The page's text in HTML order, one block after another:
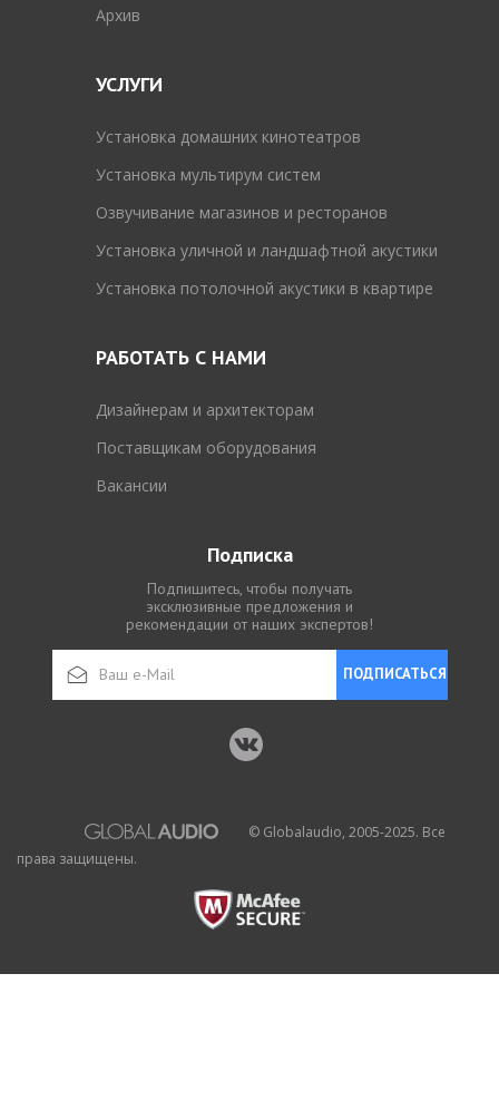
Архив
УСЛУГИ
Установка домашних кинотеатров
Установка мультирум систем
Озвучивание магазинов и ресторанов
Установка уличной и ландшафтной акустики
Установка потолочной акустики в квартире
РАБОТАТЬ С НАМИ
Дизайнерам и архитекторам
Поставщикам оборудования
Вакансии
Подписка
Подпишитесь, чтобы получать
эксклюзивные предложения и
рекомендации от наших экспертов!
ПОДПИСАТЬСЯ
© Globalaudio, 2005-2025. Все
права защищены.